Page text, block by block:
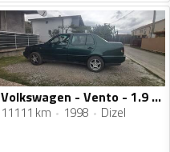
Volkswagen - Vento - 1.9 TDI
11111 km 1998 Dizel